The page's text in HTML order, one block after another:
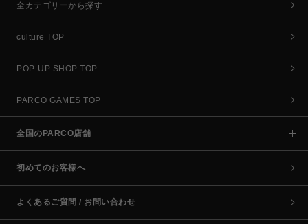
全カテゴリーから探す
culture TOP
POP-UP SHOP TOP
PARCO GAMES TOP
全国のPARCO店舗
初めてのお客様へ
よくあるご質問 / お問い合わせ